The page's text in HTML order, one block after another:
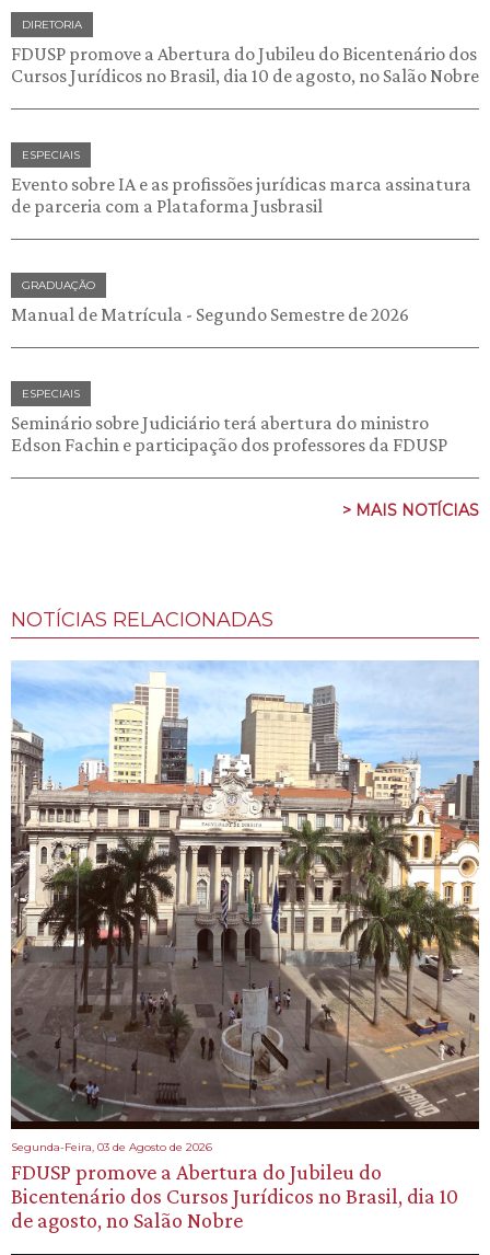
DIRETORIA
FDUSP promove a Abertura do Jubileu do Bicentenário dos
Cursos Jurídicos no Brasil, dia 10 de agosto, no Salão Nobre
ESPECIAIS
Evento sobre IA e as profissões jurídicas marca assinatura
de parceria com a Plataforma Jusbrasil
GRADUAÇÃO
Manual de Matrícula - Segundo Semestre de 2026
ESPECIAIS
Seminário sobre Judiciário terá abertura do ministro
Edson Fachin e participação dos professores da FDUSP
> MAIS NOTÍCIAS
NOTÍCIAS RELACIONADAS
Segunda-Feira, 03 de Agosto de 2026
FDUSP promove a Abertura do Jubileu do
Bicentenário dos Cursos Jurídicos no Brasil, dia 10
de agosto, no Salão Nobre